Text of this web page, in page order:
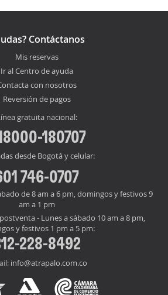
Contáctanos
Mis reservas
Ir al Centro de ayuda
con nosotros
Reversión de pagos
gratuita nacional:
180707
desde Bogotá y celular:
746-0707
de 8 am a 6 pm, domingos y festivos 9
am a 1 pm
- Lunes a sábado 10 am a 8 pm,
y festivos 1 pm a 5 pm:
228-8492
info@atrapalo.com.co